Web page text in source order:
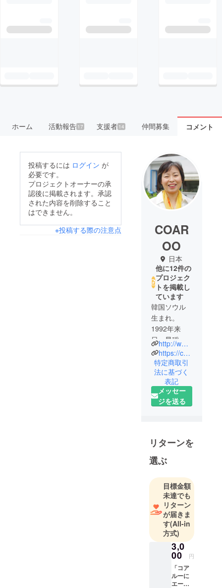
ホーム 活動報告17 支援者 14 仲間募集 コメント
投稿するには ログイン が
必要です。
プロジェクトオーナーの承
認後に掲載されます。承認
された内容を削除すること
はできません。
※投稿する際の注意点
COAR
OO
日本
他に12件の
プロジェク
トを掲載し
ています
韓国ソウル
生まれ。
1992年来
日。早稲田
大学日本文
学専攻。通
訳・翻訳・
編集・執筆
を経て。出
産育児の経
の開発に転
向。「コア
ルーバッ
ンアイテム
に2010年11
月株式会社
COAROO設
立（店舗
名：コア
ルーバッグ
＆吉祥
http://www.coaroo.co.jp/
https://coaroo.shop/
特定商取引
法に基づく
表記
メッセー
ジを送る
リターンを
選ぶ
目標金額
未達でも
リターン
が届きま
す(All-in
方式)
3,0
00 円
「コア
ルーに
エー